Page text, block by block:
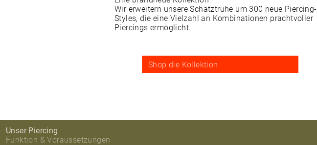
Wir erweitern unsere Schatztruhe um 300 neue Piercing-
Styles, die eine Vielzahl an Kombinationen prachtvoller
Piercings ermöglicht.
Shop die Kollektion
Unser Piercing
Funktion & Voraussetzungen